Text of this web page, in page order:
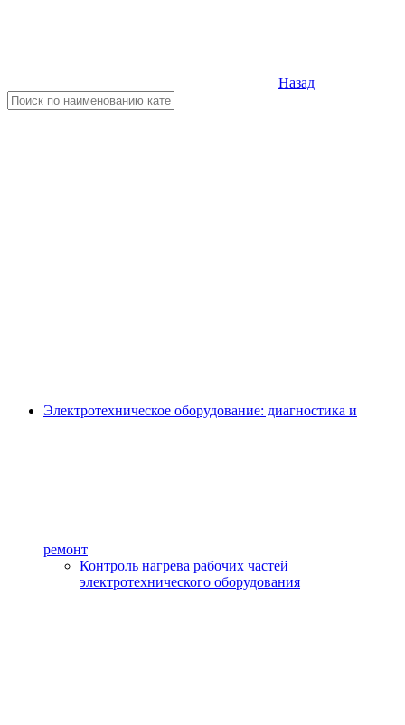
Назад
Электротехническое оборудование: диагностика и
ремонт
Контроль нагрева рабочих частей
электротехнического оборудования